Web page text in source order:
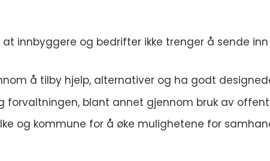
innbyggere og bedrifter ikke trenger å sende
å tilby hjelp, alternativer og ha godt
forvaltningen, blant annet gjennom bruk av
og kommune for å øke mulighetene for